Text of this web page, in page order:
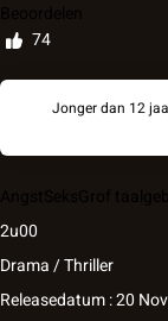
Beoordelen
74
Jonger dan 12
AngstSeksGrof
2u00
Drama / Thriller
Releasedatum : 20